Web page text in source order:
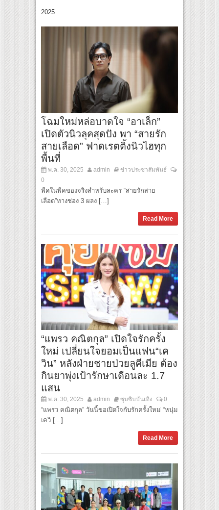
2025
โฉมใหม่หล่อบาดใจ “อาเล็ก”
เปิดตัวนิวลุคสุดปัง พา “สายรัก
สายเลือด” ฟาดเรตติ้งนิวไฮทุก
พื้นที่
พ.ค. 30, 2025 admin
ข่าวประชาสัมพันธ์
0
พีคในพีคของจริงสำหรับละคร “สายรักสาย
เลือด”ทางช่อง 3 ผลง […]
Read More
“แพรว คณิตกุล” เปิดใจรักครั้ง
ใหม่ เปลี่ยนใจยอมเป็นแฟน“เค
วิน” หลังฝ่ายชายป่วยลูคีเมีย ต้อง
กินยาพุ่งเป้ารักษาเดือนละ 1.7
แสน
พ.ค. 30, 2025 admin ซุบซิบบันเทิง 0
“แพรว คณิตกุล” วันนี้ขอเปิดใจกับรักครั้งใหม่ “หนุ่ม
เควิ […]
Read More